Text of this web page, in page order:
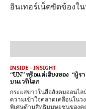
อินเทอร์เน็ตขัดข้องใ
INSIDE - INSIGHT
“UN” หรือแค่เสียงของ “ผู้
บนเวทีโลก
กระแสข่าวในสื่อสังคมออนไล
ความเข้าใจคลาดเคลื่อนในว
พิเศษด้านสิทธิมนุษยชนของ